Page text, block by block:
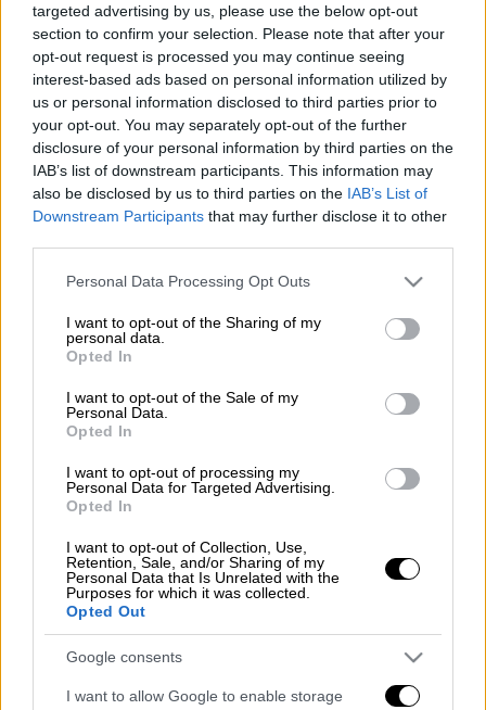
targeted advertising by us, please use the below opt-out
section to confirm your selection. Please note that after your
opt-out request is processed you may continue seeing
interest-based ads based on personal information utilized by
us or personal information disclosed to third parties prior to
your opt-out. You may separately opt-out of the further
disclosure of your personal information by third parties on the
IAB’s list of downstream participants. This information may
also be disclosed by us to third parties on the IAB’s List of
Downstream Participants that may further disclose it to other
Please note that this website/app uses one or more Google
not limited to your visit or usage behaviour. You may click to
grant or deny consent to Google and its third-party tags to
use your data for below specified purposes in below Google
consent section.
Personal Data Processing Opt Outs
I want to opt-out of the Sharing of my
personal data.
Opted In
I want to opt-out of the Sale of my
Personal Data.
Opted In
I want to opt-out of processing my
Personal Data for Targeted Advertising.
Opted In
I want to opt-out of Collection, Use,
Retention, Sale, and/or Sharing of my
Personal Data that Is Unrelated with the
Purposes for which it was collected.
Opted Out
Google consents
I want to allow Google to enable storage
Την ώρα που ηPremier Leagueετοιμαζόταν
να ανοίξει τις πόρτες της στους φιλάθλους
για τη διεξαγωγή της αγωνιστικής του
ερχόμενου Σαββατοκύριακου παρά την
πανδημία του κοροναϊού, έγινε γνωστή η
είδηση πως ο προπονητής τηςΑρσεναλ,
Μικέλ Αρτέταβρέθηκε θετικός στον ιό. Και
με μιαλιτή ανακοίνωση η διοργανώτρια αρχή
του αγγλικού πρωταθλήματοςκάλεσε τις
ομάδες σε έκτακτη συνεδρίαση προκειμένου
να αποφασίσουν το μέλλον της λίγκας. Δεν
αποκλείεται μάλιστα, δεδομένου ότι η
Αρσεναλ μπαίνει σε καραντίνα δύο
προπονητή της ομάδας, να αναβληθεί η
αγωνιστική δραστηριότητα στο Νησί μέχρι
νεωτέρας.
Κάτι ανάλογο συνέβη αργά το βράδυ της
Πέμπτης (12/3) και στη Γαλλία, όπου οι
αρχές, που αρχικά είχαν αποφασίσει για
διεξαγωγή των αγώνων κεκλεισμένων των
θυρών, εν τέλει πήραν την απόφαση για
οριστικό λουκέτο...
«Είναι πραγματικά πολύ απογοητευτικό όλο